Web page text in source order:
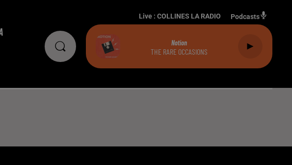
Live : COLLINES LA RADIO Podcasts
Notion
THE RARE OCCASIONS